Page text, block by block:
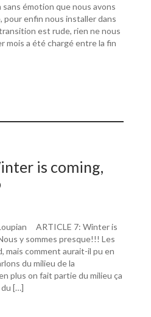
émotion que nous avons
pour enfin nous installer dans
est rude, rien ne nous
mois a été chargé entre la fin
is coming,
ARTICLE 7: Winter is
y sommes presque!!! Les
mais comment aurait-il pu en
du milieu de la
plus on fait partie du milieu ça
[…]